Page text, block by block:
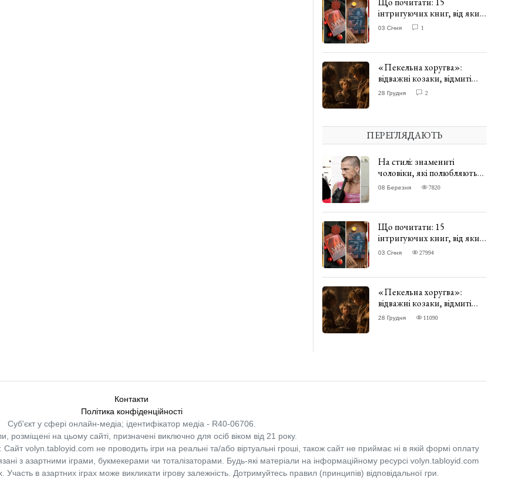
інтригуючих книг, від яких
важко відірватись. ФОТО
03 Січня 1
«Пекельна хоругва»:
відважні козаки, відмиті
чорти та відчайдушний
28 Грудня 2
ПЕРЕГЛЯДАЮТЬ
На стилі: знамениті
чоловіки, які полюбляють
одягати сукні. ФОТО
08 Березня 7820
Що почитати: 15
інтригуючих книг, від яких
важко відірватись. ФОТО
03 Січня 27994
«Пекельна хоругва»:
відважні козаки, відмиті
чорти та відчайдушний
28 Грудня 11090
Контакти
Політика конфіденційності
Суб'єкт у сфері онлайн-медіа; ідентифікатор медіа - R40-06706.
розміщені на цьому сайті, призначені виключно для осіб віком від 21 року.
Сайт volyn.tabloyid.com не проводить ігри на реальні та/або віртуальні гроші, також сайт не приймає ні в якій формі оплату
з азартними іграми, букмекерами чи тоталізаторами. Будь-які матеріали на інформаційному ресурсі volyn.tabloyid.com
в азартних іграх може викликати ігрову залежність. Дотримуйтесь правил (принципів) відповідальної гри.